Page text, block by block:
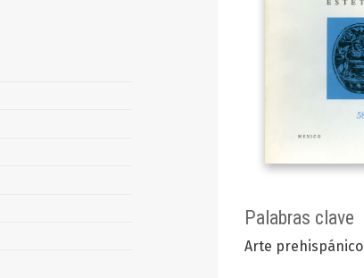
Palabras clave
Arte prehispánico